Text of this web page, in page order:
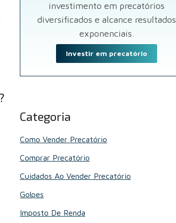
investimento em precatórios
diversificados e alcance resultados
exponenciais.
Investir em precatório
Categoria
Como Vender Precatório
Comprar Precatório
Cuidados Ao Vender Precatório
Golpes
Imposto De Renda